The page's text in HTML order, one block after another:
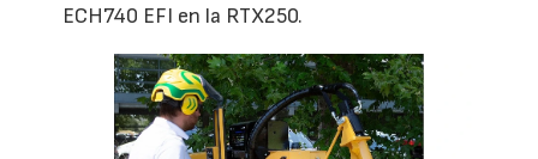
ECH740 EFI en la RTX250.